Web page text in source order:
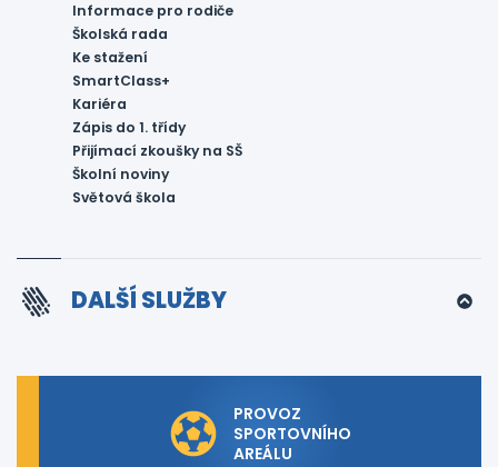
Informace pro rodiče
Školská rada
Ke stažení
SmartClass+
Kariéra
Zápis do 1. třídy
Přijímací zkoušky na SŠ
Školní noviny
Světová škola
DALŠÍ SLUŽBY
PROVOZ
SPORTOVNÍHO
AREÁLU